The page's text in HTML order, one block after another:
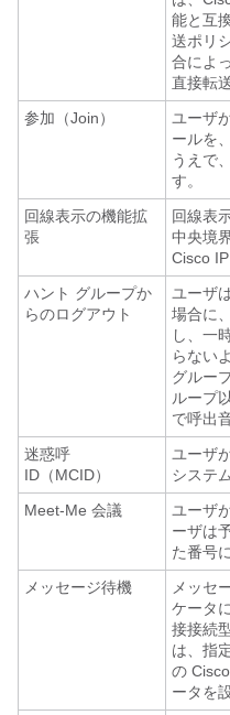
能と互
送ポリ
合によ
直接転
参加（Join）
ユーザ
ールを
うえで
す。
回線表示の機能拡
張
回線表
中央境
Cisco
ハント グループか
らのログアウト
ユーザ
場合に
し、一
らない
グルー
ループ
で呼出
迷惑呼
ID（MCID）
ユーザ
システ
Meet-Me 会議
ユーザ
ーザは
た番号
メッセージ待機
メッセ
ケータ
接接続
は、指
の
ータを